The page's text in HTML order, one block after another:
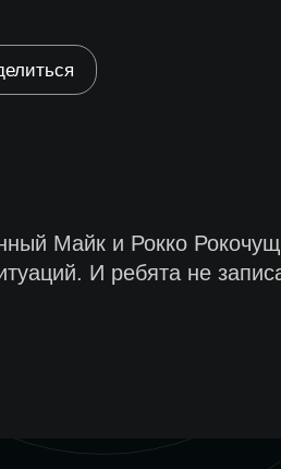
Майк и Рокко
И ребята не